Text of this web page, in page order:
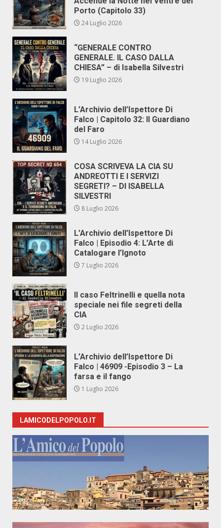
Porto (Capitolo 33)
24 Luglio 2026
“GENERALE CONTRO
GENERALE. IL CASO DALLA
CHIESA” – di Isabella Silvestri
19 Luglio 2026
L’Archivio dell’Ispettore Di
Falco | Capitolo 32: Il Guardiano
del Faro
14 Luglio 2026
COSA SCRIVEVA LA CIA SU
ANDREOTTI E I SERVIZI
SEGRETI? – DI ISABELLA
SILVESTRI
8 Luglio 2026
L’Archivio dell’Ispettore Di
Falco | Episodio 4: L’Arte di
Catalogare l’Ignoto
7 Luglio 2026
Il caso Feltrinelli e quella nota
speciale nei file segreti della
CIA
2 Luglio 2026
L’Archivio dell’Ispettore Di
Falco | 46909 -Episodio 3 – La
farsa e il fango
1 Luglio 2026
LAMICODELPOPOLO.IT